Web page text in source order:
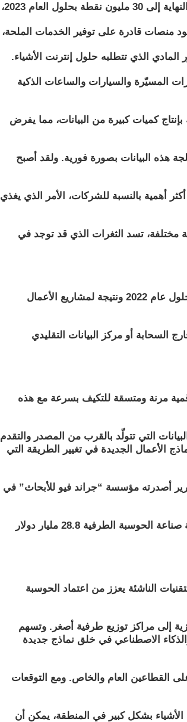
العام 2023،
منصات قادرة على توفير الخدمات الملحة،
المادي الذي تتطلبه حلول إنترنت الأشياء.
المسيّرة والسيارات والساعات الذكية
بإنتاج كميات كبيرة من البيانات، مما يفرض
هذه البيانات بصورة فورية. ولقد أصبح
أهمية بالنسبة للشركات، الأمر الذي يغذي
مختلفة، تسد الثغرات الذي قد توجد في
هذا وتتوقع مؤسسة “جارتنر للأبحاث” بأنه بحلول عام 2022 ونتيجة لمشاريع الأعمال
خارج السحابة أو مركز البيانات التقليدي
مرنة ومتسقة للتكيف بسرعة مع هذه
التي تتولّد بالقرب من المصدر والتقدم
الأعمال الجديدة في تغيير الطريقة التي
أصدرته مؤسسة “جراند فيو للأبحاث” في
من هذا الشهر، فإنه من المتوقع أن تبلغ قيمة صناعة الحوسبة الطرفية 28.8 مليار دولار
الناشئة يعزز من اعتماد الحوسبة
إلى مراكز توزيع طرفية أصغر. وتسهم
الاصطناعي في خلق نماذج جديدة
القطاعين العام والخاص. ومع التوقعات
الأشياء بشكل كبير في المنطقة، يمكن أن